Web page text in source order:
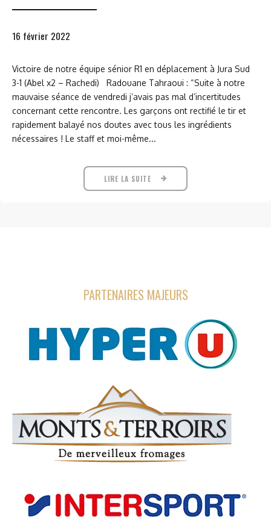
16 février 2022
Victoire de notre équipe sénior R1 en déplacement à Jura Sud
3-1 (Abel x2 – Rachedi) Radouane Tahraoui : “Suite à notre
mauvaise séance de vendredi j’avais pas mal d’incertitudes
concernant cette rencontre. Les garçons ont rectifié le tir et
rapidement balayé nos doutes avec tous les ingrédients
nécessaires ! Le staff et moi-même...
LIRE LA SUITE
PARTENAIRES MAJEURS